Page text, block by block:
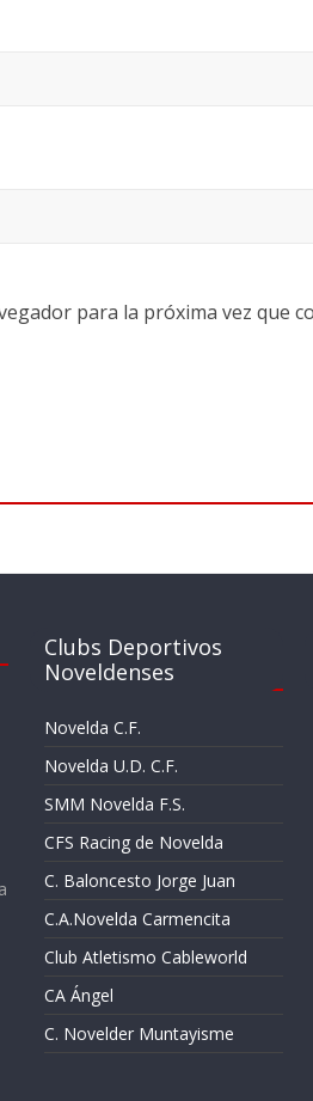
para la próxima vez que
Clubs Deportivos
Noveldenses
Novelda C.F.
Novelda U.D. C.F.
SMM Novelda F.S.
CFS Racing de Novelda
C. Baloncesto Jorge Juan
C.A.Novelda Carmencita
Club Atletismo Cableworld
CA Ángel
C. Novelder Muntayisme